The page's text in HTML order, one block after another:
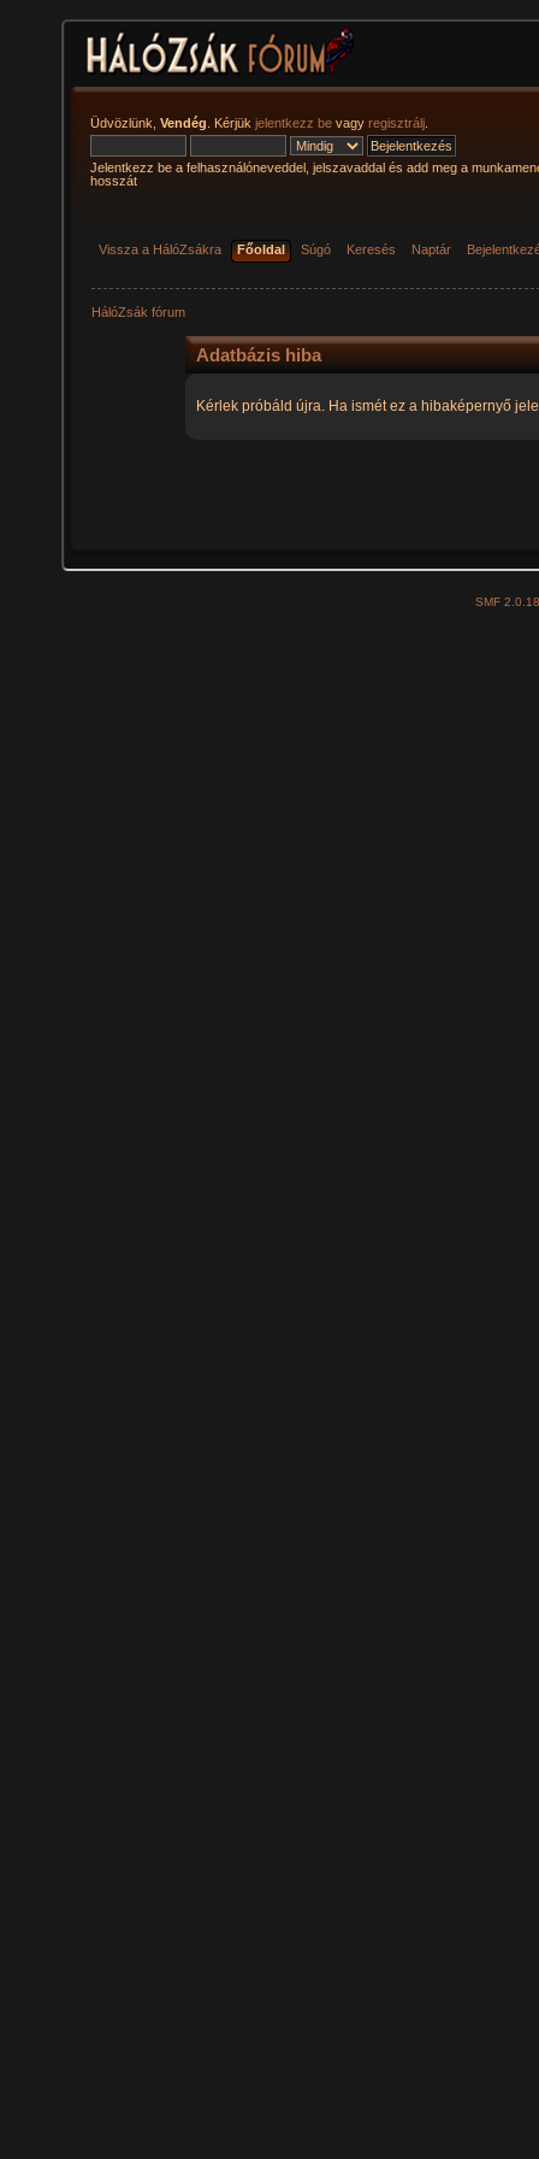
Üdvözlünk, Vendég . Kérjük jelentkezz be vagy regisztrálj
Jelentkezz be a felhasználóneveddel, jelszavaddal és add meg a
hosszát
Vissza a HálóZsákra Főoldal Súgó Keresés Naptár
HálóZsák fórum
Adatbázis hiba
Kérlek próbáld újra. Ha ismét ez a hibaképernyő
SMF 2.0.18